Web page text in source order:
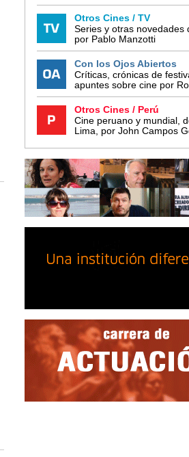
Otros Cines / TV
Series y otras novedades
por Pablo Manzotti
Con los Ojos Abiertos
Críticas, crónicas de
apuntes sobre cine por
Otros Cines / Perú
Cine peruano y mundial,
Lima, por John Campos